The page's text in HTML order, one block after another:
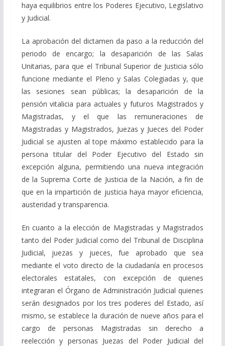
haya equilibrios entre los Poderes Ejecutivo, Legislativo
y Judicial.
La aprobación del dictamen da paso a la reducción del
periodo de encargo; la desaparición de las Salas
Unitarias, para que el Tribunal Superior de Justicia sólo
funcione mediante el Pleno y Salas Colegiadas y, que
las sesiones sean públicas; la desaparición de la
pensión vitalicia para actuales y futuros Magistrados y
Magistradas, y el que las remuneraciones de
Magistradas y Magistrados, Juezas y Jueces del Poder
Judicial se ajusten al tope máximo establecido para la
persona titular del Poder Ejecutivo del Estado sin
excepción alguna, permitiendo una nueva integración
de la Suprema Corte de Justicia de la Nación, a fin de
que en la impartición de justicia haya mayor eficiencia,
austeridad y transparencia.
En cuanto a la elección de Magistradas y Magistrados
tanto del Poder Judicial como del Tribunal de Disciplina
Judicial, juezas y jueces, fue aprobado que sea
mediante el voto directo de la ciudadanía en procesos
electorales estatales, con excepción de quienes
integraran el Órgano de Administración Judicial quienes
serán designados por los tres poderes del Estado, así
mismo, se establece la duración de nueve años para el
cargo de personas Magistradas sin derecho a
reelección y personas Juezas del Poder Judicial del